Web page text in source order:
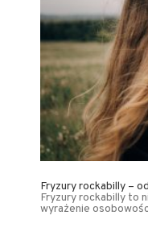
Fryzury rockabilly –
Fryzury rockabilly to
wyrażenie